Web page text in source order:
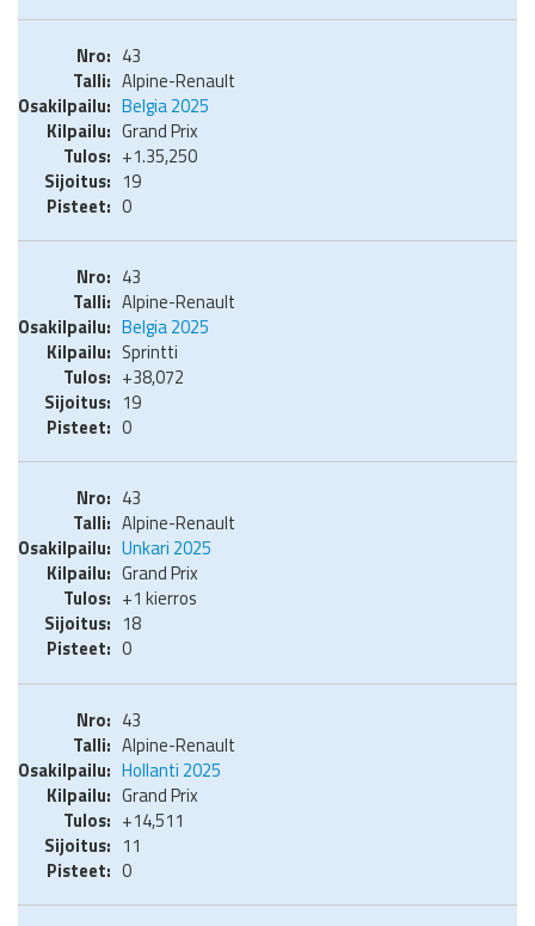
43
Alpine-Renault
Belgia 2025
Grand Prix
+1.35,250
19
0
43
Alpine-Renault
Belgia 2025
Sprintti
+38,072
19
0
43
Alpine-Renault
Unkari 2025
Grand Prix
+1 kierros
18
0
43
Alpine-Renault
Hollanti 2025
Grand Prix
+14,511
11
0